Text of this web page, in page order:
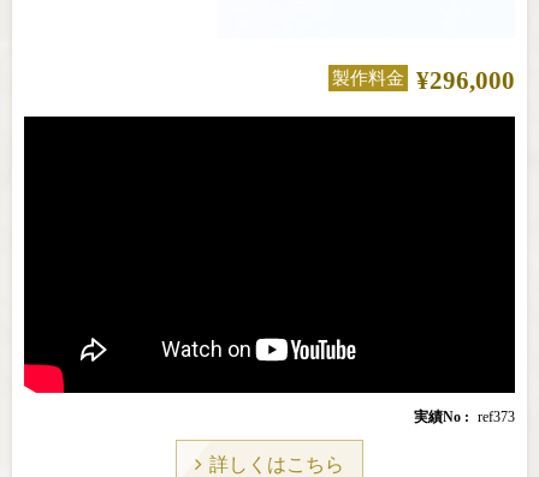
製作料金 ¥296,000
実績No ref373
詳しくはこちら